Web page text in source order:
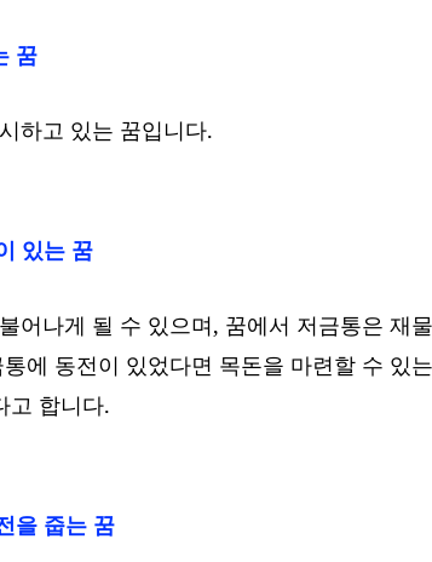
꿈
하고 있는 꿈입니다.
있는 꿈
어나게 될 수 있으며, 꿈에서 저금통은 재
에 동전이 있었다면 목돈을 마련할 수 있
고 합니다.
을 줍는 꿈